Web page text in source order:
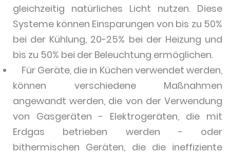
gleichzeitig natürliches Licht nutzen. Diese
Systeme können Einsparungen von bis zu 50%
bei der Kühlung, 20-25% bei der Heizung und
bis zu 50% bei der Beleuchtung ermöglichen.
Für Geräte, die in Küchen verwendet werden,
können verschiedene Maßnahmen
angewandt werden, die von der Verwendung
von Gasgeräten - Elektrogeräten, die mit
Erdgas betrieben werden - oder
bithermischen Geräten, die die ineffiziente